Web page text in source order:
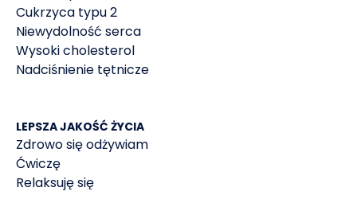
Cukrzyca typu 2
Niewydolność serca
Wysoki cholesterol
Nadciśnienie tętnicze
LEPSZA JAKOŚĆ ŻYCIA
Zdrowo się odżywiam
Ćwiczę
Relaksuję się